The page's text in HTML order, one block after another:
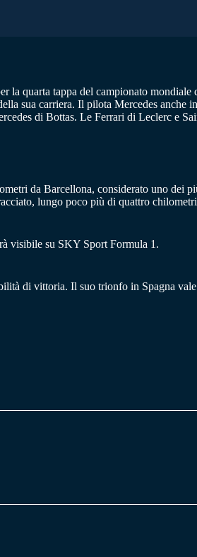
la quarta tappa del campionato
sua carriera. Il pilota Mercedes
di Bottas. Le Ferrari di Leclerc e
da Barcellona, considerato uno
lungo poco più di quattro
visibile su SKY Sport Formula 1.
di vittoria. Il suo trionfo in Spagna